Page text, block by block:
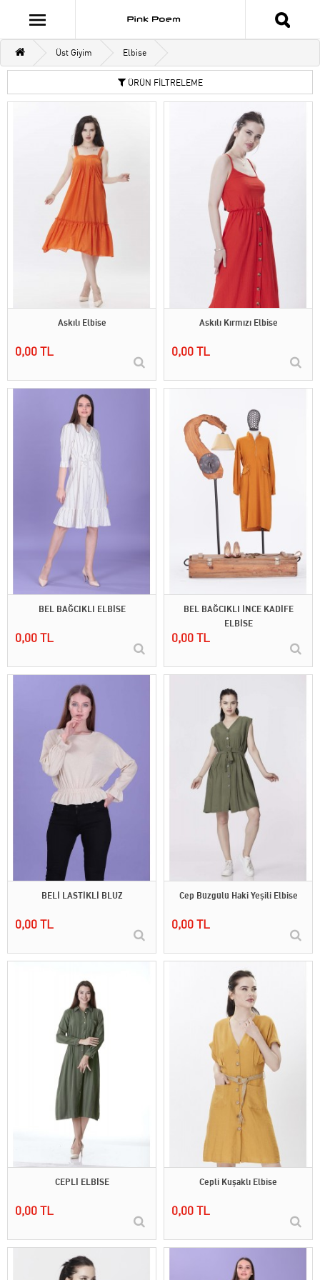
Üst Giyim Elbise
ÜRÜN FİLTRELEME
Askılı Elbise
0,00 TL
Askılı Kırmızı Elbise
0,00 TL
BEL BAĞCIKLI ELBİSE
0,00 TL
BEL BAĞCIKLI İNCE KADİFE
ELBİSE
0,00 TL
BELİ LASTİKLİ BLUZ
0,00 TL
Cep Büzgülü Haki Yeşili Elbise
0,00 TL
CEPLİ ELBİSE
0,00 TL
Cepli Kuşaklı Elbise
0,00 TL